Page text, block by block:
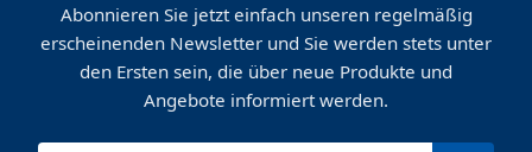
Abonnieren Sie jetzt einfach unseren regelmäßig
erscheinenden Newsletter und Sie werden stets unter
den Ersten sein, die über neue Produkte und
Angebote informiert werden.